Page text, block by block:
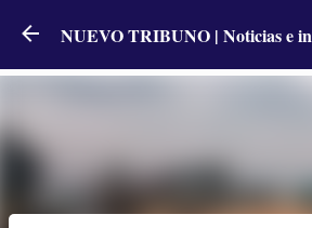
Ir al contenido
NUEVO TRIBUNO | Noticias e